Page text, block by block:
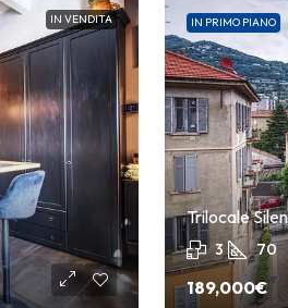
IN VENDITA IN PRIMO PIANO
Trilocale
3 70
189,000€